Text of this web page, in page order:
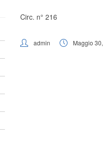
Circ. n° 216
admin Maggio